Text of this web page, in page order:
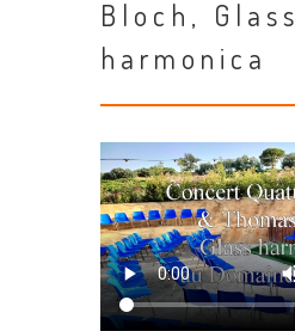
Bloch, Glass
harmonica